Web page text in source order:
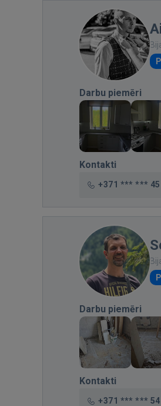
Darbu piemēri
Kontakti
+371 *** *** 45
Darbu piemēri
Kontakti
+371 *** *** 54